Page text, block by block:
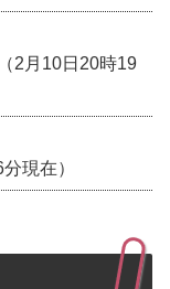
2月10日20時19
現在）